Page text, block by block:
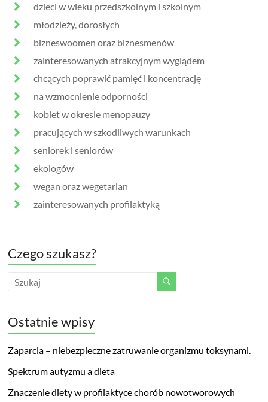
dzieci w wieku przedszkolnym i szkolnym
młodzieży, dorosłych
bizneswoomen oraz biznesmenów
zainteresowanych atrakcyjnym wyglądem
chcących poprawić pamięć i koncentrację
na wzmocnienie odporności
kobiet w okresie menopauzy
pracujących w szkodliwych warunkach
seniorek i seniorów
ekologów
wegan oraz wegetarian
zainteresowanych profilaktyką
Czego szukasz?
Ostatnie wpisy
Zaparcia – niebezpieczne zatruwanie organizmu toksynami.
Spektrum autyzmu a dieta
Znaczenie diety w profilaktyce chorób nowotworowych